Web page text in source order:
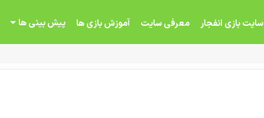
سایت بازی انفجار معرفی سایت آموزش بازی ها پیش بینی ها